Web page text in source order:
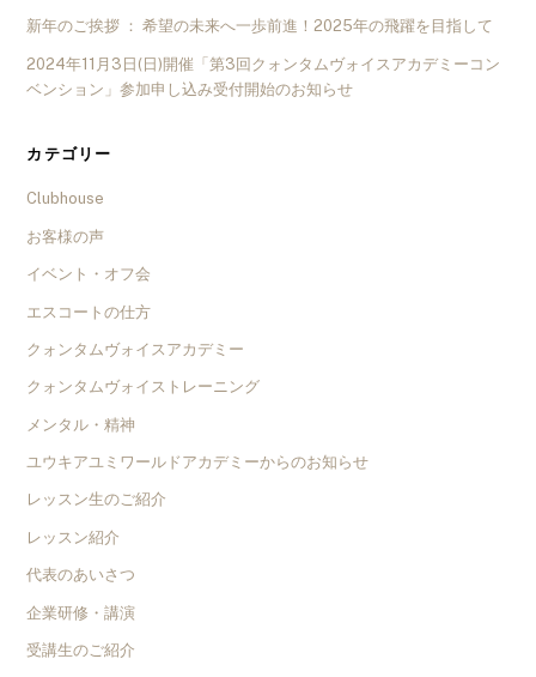
新年のご挨拶 ： 希望の未来へ一歩前進！2025年の飛躍を目指して
2024年11月3日(日)開催「第3回クォンタムヴォイスアカデミーコン
ベンション」参加申し込み受付開始のお知らせ
カテゴリー
Clubhouse
お客様の声
イベント・オフ会
エスコートの仕方
クォンタムヴォイスアカデミー
クォンタムヴォイストレーニング
メンタル・精神
ユウキアユミワールドアカデミーからのお知らせ
レッスン生のご紹介
レッスン紹介
代表のあいさつ
企業研修・講演
受講生のご紹介